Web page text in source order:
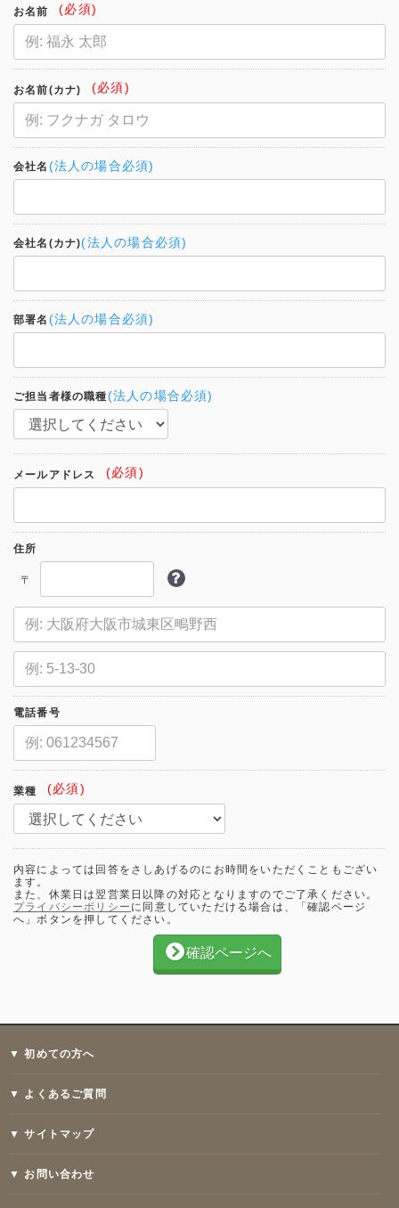
お名前 (必須)
お名前(カナ) (必須)
会社名 (法人の場合必須)
会社名(カナ)(法人の場合必須)
部署名 (法人の場合必須)
ご担当者様の職種(法人の場合必須)
メールアドレス (必須)
住所
〒
電話番号
業種 (必須)
内容によっては回答をさしあげるのにお時間をいただくこともござい
ます。
また、休業日は翌営業日以降の対応となりますのでご了承ください。
プライバシーポリシー に同意していただける場合は、「確認ページ
へ」ボタンを押してください。
確認ページへ
▼ 初めての方へ
▼ よくあるご質問
▼ サイトマップ
▼ お問い合わせ